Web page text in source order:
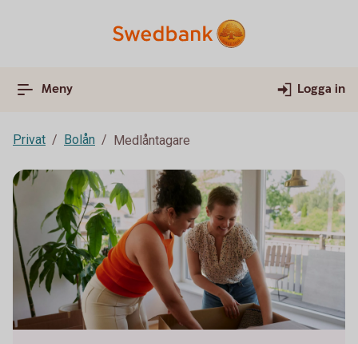
Meny Logga in
Privat Bolån Medlåntagare